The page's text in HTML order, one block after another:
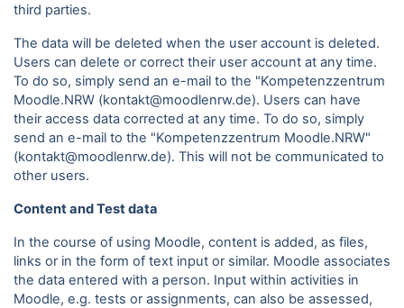
third parties.
The data will be deleted when the user account is deleted.
Users can delete or correct their user account at any time.
To do so, simply send an e-mail to the "Kompetenzzentrum
Moodle.NRW (kontakt@moodlenrw.de). Users can have
their access data corrected at any time. To do so, simply
send an e-mail to the "Kompetenzzentrum Moodle.NRW"
(kontakt@moodlenrw.de). This will not be communicated to
other users.
Content and Test data
In the course of using Moodle, content is added, as files,
links or in the form of text input or similar. Moodle associates
the data entered with a person. Input within activities in
Moodle, e.g. tests or assignments, can also be assessed,